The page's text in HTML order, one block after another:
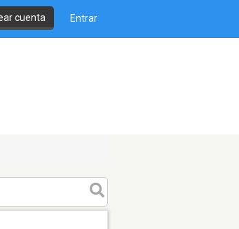
cuenta Entrar